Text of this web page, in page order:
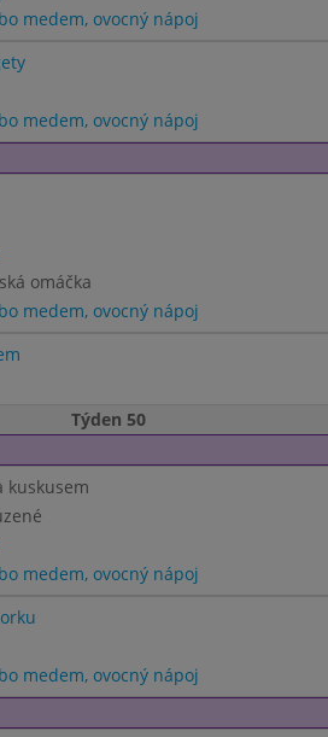
medem, ovocný nápoj
medem, ovocný nápoj
omáčka
medem, ovocný nápoj
Týden 50
kuskusem
medem, ovocný nápoj
medem, ovocný nápoj